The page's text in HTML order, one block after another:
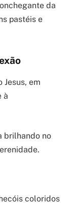
da
pastéis e
Jesus, em
à
brilhando no
coloridos